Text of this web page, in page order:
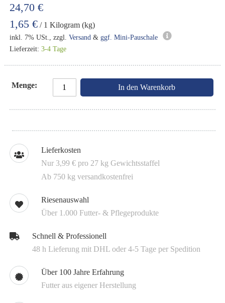
24,70 €
1,65 € / 1 Kilogram (kg)
inkl. 7% USt., zzgl.Versand &ggf. Mini-Pauschale
Lieferzeit:3-4 Tage
Menge In den Warenkorb
Lieferkosten
Nur 3,99 € pro 27 kg Gewichtsstaffel
Ab 750 kg versandkostenfrei
Riesenauswahl
Über 1.000 Futter- & Pflegeprodukte
Schnell & Professionell
48 h Lieferung mit DHL oder 4-5 Tage per Spedition
Über 100 Jahre Erfahrung
Futter aus eigener Herstellung